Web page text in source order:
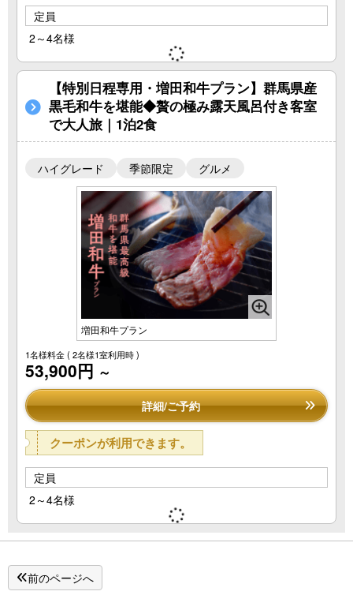
定員
2～4名様
【特別日程専用・増田和牛プラン】群馬県産
黒毛和牛を堪能◆贅の極み露天風呂付き客室
で大人旅｜1泊2食
ハイグレード 季節限定 グルメ
増田和牛プラン
1名様料金( 2名様1室利用時 )
53,900円 ～
詳細/ご予約
クーポンが利用できます。
定員
2～4名様
前のページへ